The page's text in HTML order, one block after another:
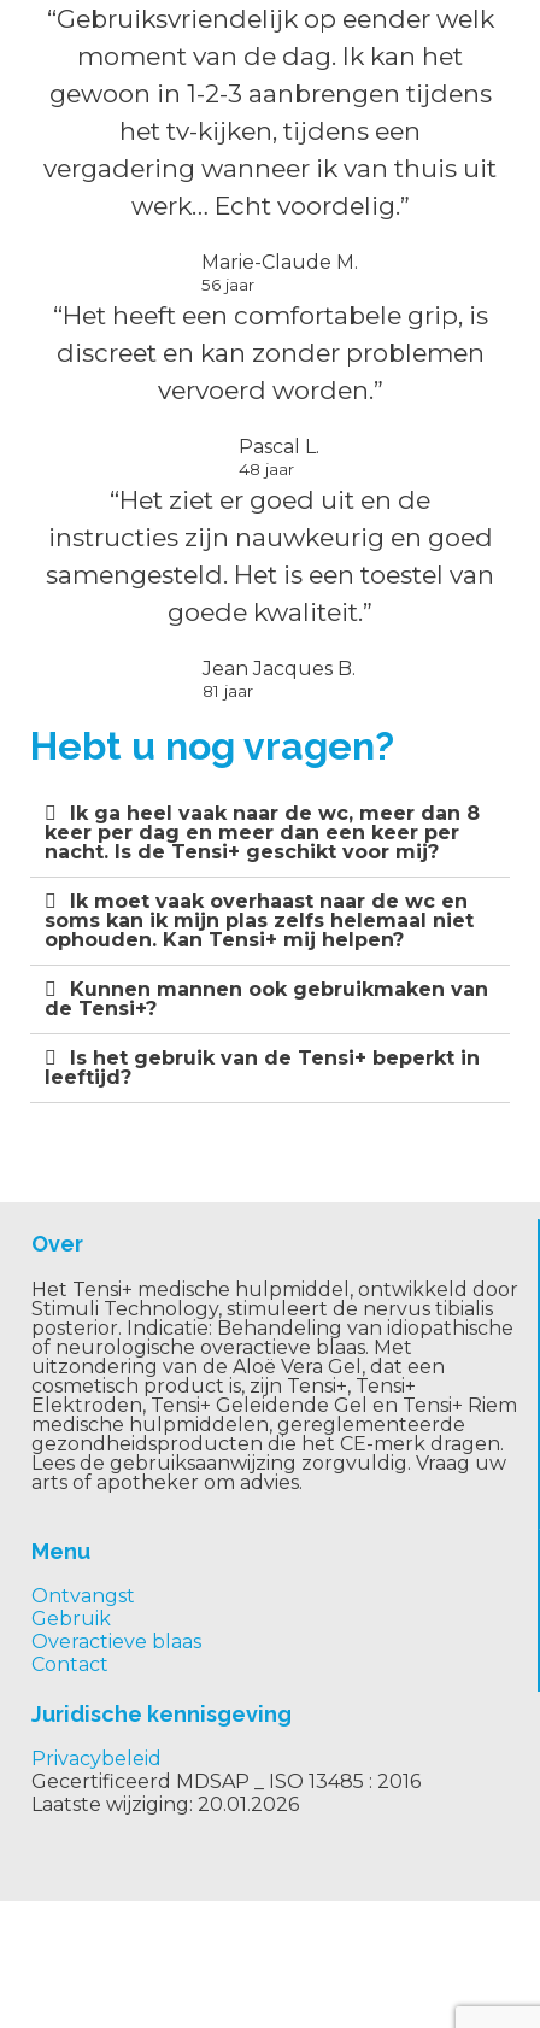
“Gebruiksvriendelijk op eender welk
moment van de dag. Ik kan het
gewoon in 1-2-3 aanbrengen tijdens
het tv-kijken, tijdens een
vergadering wanneer ik van thuis uit
werk… Echt voordelig.”
Marie-Claude M.
56 jaar
“Het heeft een comfortabele grip, is
discreet en kan zonder problemen
vervoerd worden.”
Pascal L.
48 jaar
“Het ziet er goed uit en de
instructies zijn nauwkeurig en goed
samengesteld. Het is een toestel van
goede kwaliteit.”
Jean Jacques B.
81 jaar
Hebt u nog vragen?
Ik ga heel vaak naar de wc, meer dan 8
keer per dag en meer dan een keer per
nacht. Is de Tensi+ geschikt voor mij?
Ik moet vaak overhaast naar de wc en
soms kan ik mijn plas zelfs helemaal niet
ophouden. Kan Tensi+ mij helpen?
Kunnen mannen ook gebruikmaken van
de Tensi+?
Is het gebruik van de Tensi+ beperkt in
leeftijd?
Over
Het Tensi+ medische hulpmiddel, ontwikkeld door
Stimuli Technology, stimuleert de nervus tibialis
posterior. Indicatie: Behandeling van idiopathische
of neurologische overactieve blaas. Met
uitzondering van de Aloë Vera Gel, dat een
cosmetisch product is, zijn Tensi+, Tensi+
Elektroden, Tensi+ Geleidende Gel en Tensi+ Riem
medische hulpmiddelen, gereglementeerde
gezondheidsproducten die het CE-merk dragen.
Lees de gebruiksaanwijzing zorgvuldig. Vraag uw
arts of apotheker om advies.
Menu
Ontvangst
Gebruik
Overactieve blaas
Contact
Juridische kennisgeving
Privacybeleid
Gecertificeerd MDSAP _ ISO 13485 : 2016
Laatste wijziging: 20.01.2026